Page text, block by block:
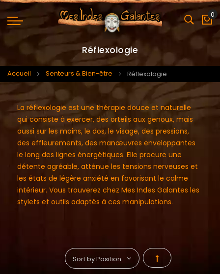
0
Réflexologie
Accueil Senteurs & Bien-être Réflexologie
La réflexologie est une thérapie douce et naturelle
qui consiste à exercer, des orteils aux genoux, mais
aussi sur les mains, le dos, le visage, des pressions,
des effleurements, des manœuvres enveloppantes
le long des lignes énergétiques. Elle procure une
détente agréable, atténue les tensions nerveuses et
les états de légère anxiété en favorisant le calme
intérieur. Vous trouverez chez Mes Indes Galantes les
stylets et outils adaptés à ces manipulations.
Par